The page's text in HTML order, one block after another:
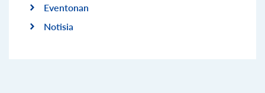
Eventonan
Notisia